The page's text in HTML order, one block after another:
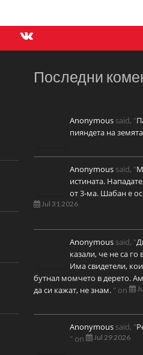
Последни
Anonymous said, "
пияндета на
Anonymous said, "
истината.
от 3-ма. Шабан е
Jul 31 2026
Anonymous said, "
казали, че не са
Има свидетели,
бутнал момчето в дерето.
да си кажат, не знам. " on
Anonymous said, "
" on
Jul 29 2026